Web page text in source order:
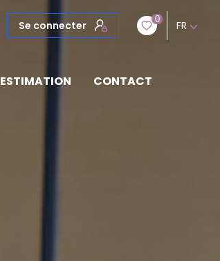
Se connecter 0 FR
ESTIMATION CONTACT